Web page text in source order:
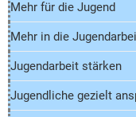
Mehr für die Jugend
Mehr in die
Jugendarbeit stärken
Jugendliche gezielt